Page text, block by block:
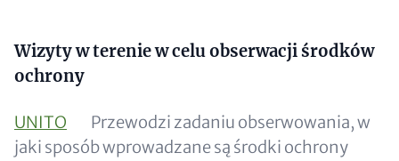
Content
Wizyty w terenie w celu obserwacji środków
ochrony
UNITO
Przewodzi zadaniu obserwowania, w
jaki sposób wprowadzane są środki ochrony